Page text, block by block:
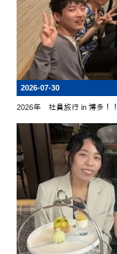
2026-07-30
2026年 社員旅行 in 博多！！